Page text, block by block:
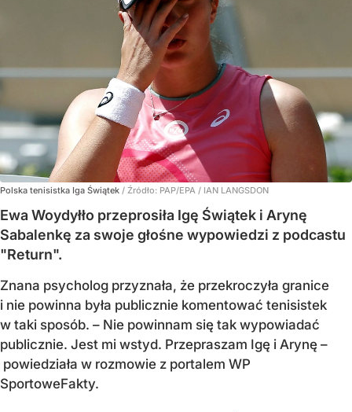
Polska tenisistka Iga Świątek / Źródło: PAP/EPA / IAN LANGSDON
Ewa Woydyłło przeprosiła Igę Świątek i Arynę
Sabalenkę za swoje głośne wypowiedzi z podcastu
"Return".
Znana psycholog przyznała, że przekroczyła granice
i nie powinna była publicznie komentować tenisistek
w taki sposób. – Nie powinnam się tak wypowiadać
publicznie. Jest mi wstyd. Przepraszam Igę i Arynę –
powiedziała w rozmowie z portalem WP
SportoweFakty.